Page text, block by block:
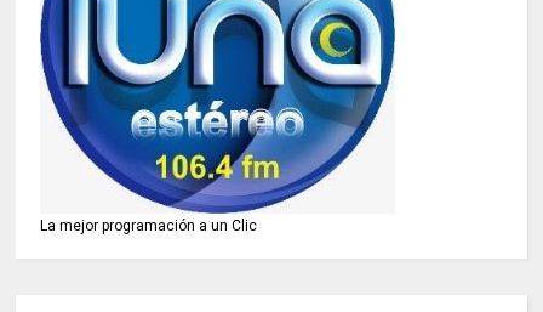
La mejor programación a un Clic